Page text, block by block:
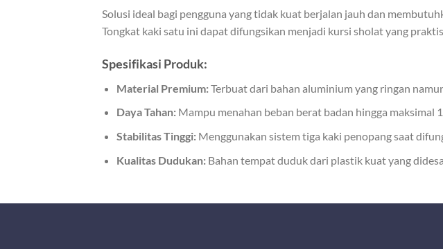
Solusi ideal bagi pengguna yang tidak kuat berjalan jauh dan
Tongkat kaki satu ini dapat difungsikan menjadi kursi sholat yang
Spesifikasi Produk:
Material Premium:Terbuat dari bahan aluminium yang ringan
Daya Tahan:Mampu menahan beban berat badan hingga maksimal
Stabilitas Tinggi:Menggunakan sistem tiga kaki penopang saat
Kualitas Dudukan:Bahan tempat duduk dari plastik kuat yang